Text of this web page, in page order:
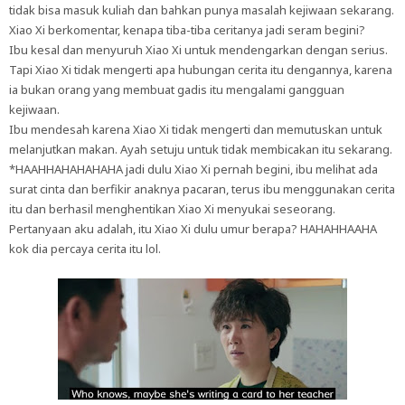
tidak bisa masuk kuliah dan bahkan punya masalah kejiwaan sekarang.
Xiao Xi berkomentar, kenapa tiba-tiba ceritanya jadi seram begini?
Ibu kesal dan menyuruh Xiao Xi untuk mendengarkan dengan serius.
Tapi Xiao Xi tidak mengerti apa hubungan cerita itu dengannya, karena
ia bukan orang yang membuat gadis itu mengalami gangguan
kejiwaan.
Ibu mendesah karena Xiao Xi tidak mengerti dan memutuskan untuk
melanjutkan makan. Ayah setuju untuk tidak membicakan itu sekarang.
*HAAHHAHAHAHAHA jadi dulu Xiao Xi pernah begini, ibu melihat ada
surat cinta dan berfikir anaknya pacaran, terus ibu menggunakan cerita
itu dan berhasil menghentikan Xiao Xi menyukai seseorang.
Pertanyaan aku adalah, itu Xiao Xi dulu umur berapa? HAHAHHAAHA
kok dia percaya cerita itu lol.